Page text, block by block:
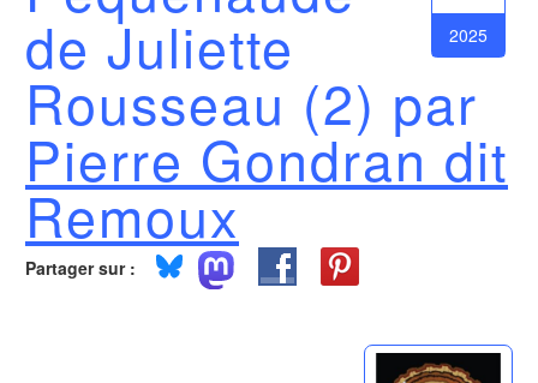
2025
de Juliette
Rousseau (2) par
Pierre Gondran dit
Remoux
Partager sur :